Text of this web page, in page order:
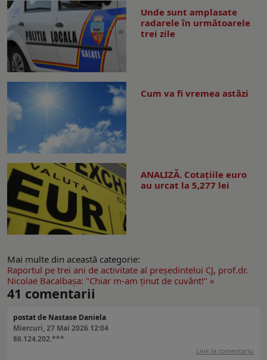
Unde sunt amplasate
radarele în următoarele
trei zile
Cum va fi vremea astăzi
ANALIZĂ. Cotațiile euro
au urcat la 5,277 lei
Mai multe din această categorie:
Raportul pe trei ani de activitate al preşedintelui CJ, prof.dr.
Nicolae Bacalbaşa: "Chiar m-am ţinut de cuvânt!" »
41 comentarii
postat de Nastase Daniela
Miercuri, 27 Mai 2026 12:04
86.124.202.***
Link la comentariu